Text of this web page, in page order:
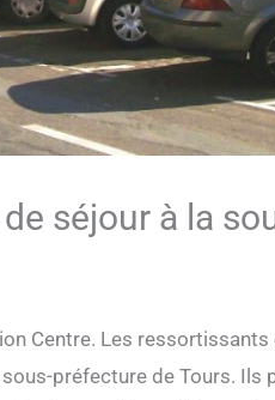
séjour à la
Centre. Les
préfecture de Tours. Ils